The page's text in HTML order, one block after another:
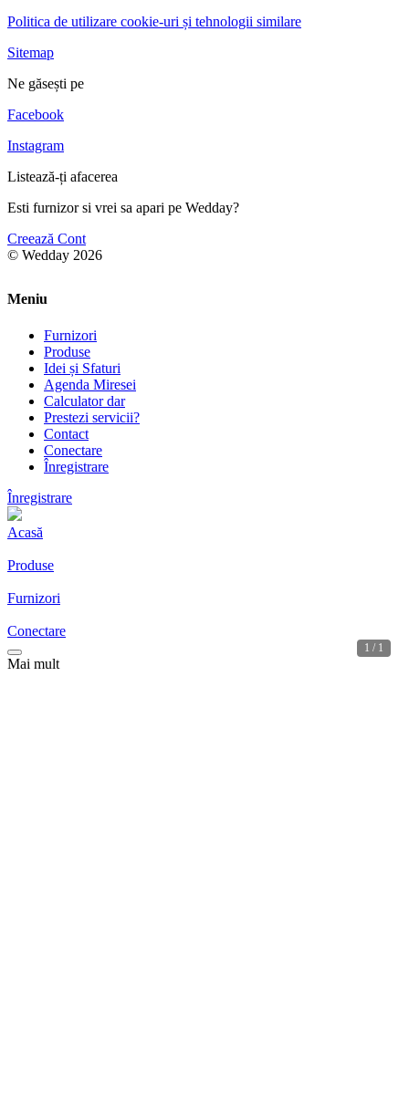
1 / 1
Politica de utilizare cookie-uri și tehnologii similare
Sitemap
Ne găsești pe
Facebook
Instagram
Listează-ți afacerea
Esti furnizor si vrei sa apari pe Wedday?
Creează Cont
© Wedday 2026
Meniu
Furnizori
Produse
Idei și Sfaturi
Agenda Miresei
Calculator dar
Prestezi servicii?
Contact
Conectare
Înregistrare
Înregistrare
Acasă
Produse
Furnizori
Conectare
Mai mult